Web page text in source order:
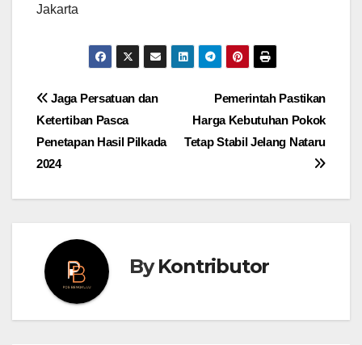
Jakarta
Post
navigation
Pemerintah Pastikan
Harga Kebutuhan Pokok
Tetap Stabil Jelang Nataru
Jaga Persatuan dan
Ketertiban Pasca
Penetapan Hasil Pilkada
2024
ByKontributor